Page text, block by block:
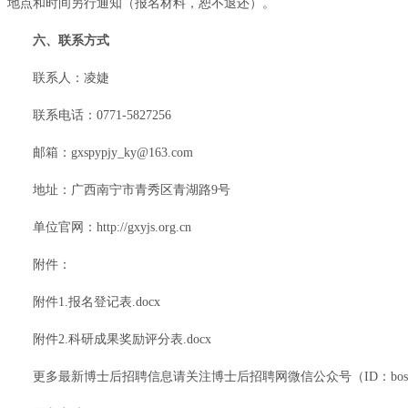
地点和时间另行通知（报名材料，恕不退还）。
六、联系方式
联系人：凌婕
联系电话：0771-5827256
邮箱：gxspypjy_ky@163.com
地址：广西南宁市青秀区青湖路9号
单位官网：http://gxyjs.org.cn
附件：
附件1.报名登记表.docx
附件2.科研成果奖励评分表.docx
更多最新博士后招聘信息请关注博士后招聘网微信公众号（ID：